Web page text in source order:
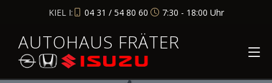
KIEL I: 04 31 / 54 80 60 7:30 - 18:00 Uhr
AUTOHAUS FRÄTER